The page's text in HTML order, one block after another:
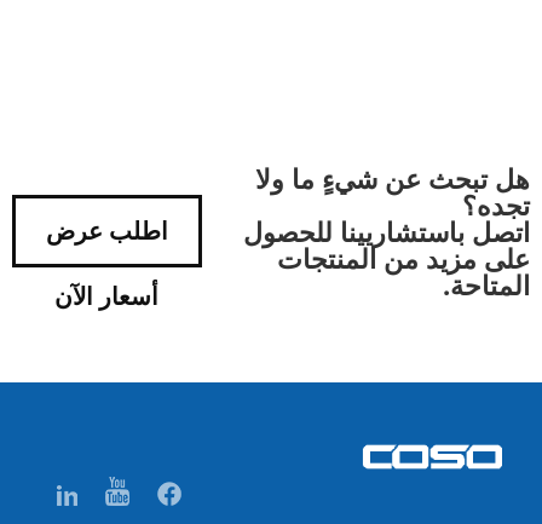
هل تبحث عن شيءٍ ما ولا
تجده؟
اتصل باستشاريينا للحصول
على مزيد من المنتجات
المتاحة.
اطلب عرض
أسعار الآن